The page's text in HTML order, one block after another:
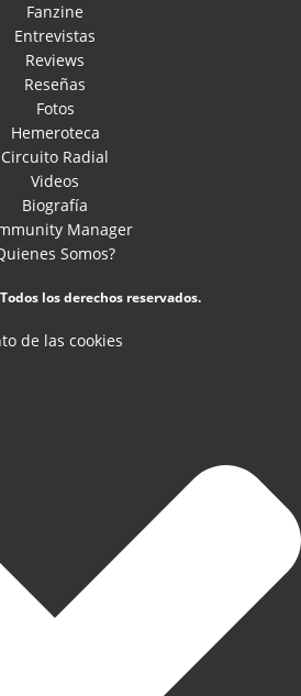
Fanzine
Entrevistas
Reviews
Reseñas
Fotos
Hemeroteca
Circuito Radial
Videos
Biografía
Manager
Somos?
los derechos reservados.
de las cookies